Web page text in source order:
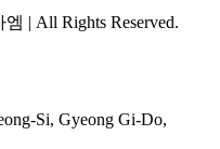
| All Rights Reserved.
Si, Gyeong Gi-Do,